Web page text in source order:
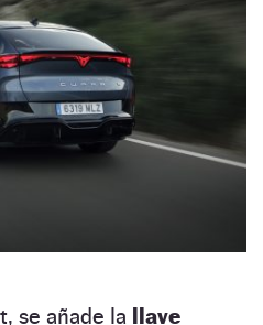
se añade la llave